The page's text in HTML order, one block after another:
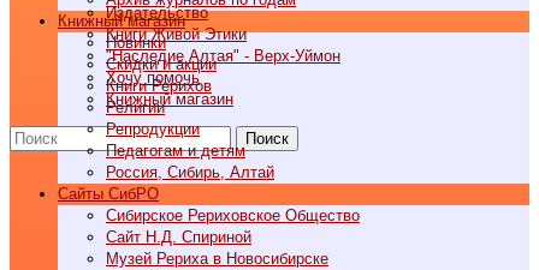
Издательство
Книги Живой Этики
"Наследие Алтая" - Верх-Уймон
Хочу помочь
Книжный магазин
Поиск
Книжный магазин
Новинки
Скидки и акции
Книги Рерихов
Религии
Репродукции
Педагогам и детям
Россия, Сибирь, Алтай
Cайты СибРО
Сибирское Рериховское Общество
Сайт Н.Д. Спириной
Музей Рериха в Новосибирске